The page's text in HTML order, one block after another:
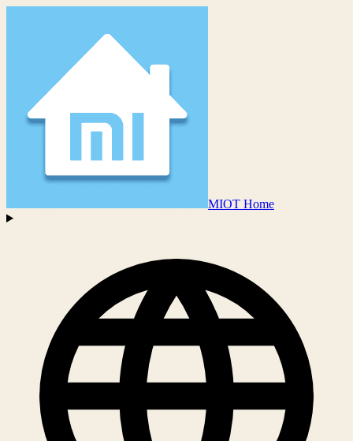
MIOT Home